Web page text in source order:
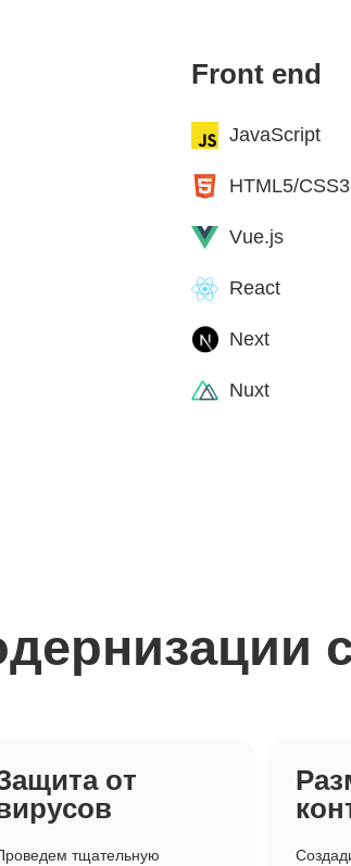
Front end
JavaScript
HTML5/CSS3
Vue.js
React
Next
Nuxt
от
тщательную